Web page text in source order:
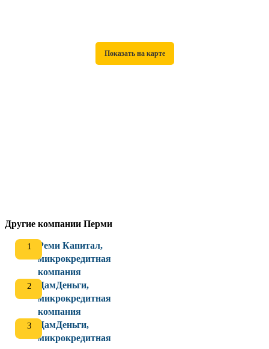
Другие компании Перми
Реми Капитал,
микрокредитная
компания
ДамДеньги,
микрокредитная
компания
ДамДеньги,
микрокредитная